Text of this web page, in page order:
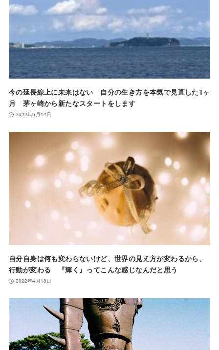
今の延長線上に未来はない 自分の生き方を本気で見直した1ヶ
月 茅ヶ崎から新たなスタートをします
2022年6月14日
自分自身は何も変わらないけど、世界の見え方が変わるから、
行動が変わる 『輝く』ってこんな感じなんだと思う
2022年4月18日